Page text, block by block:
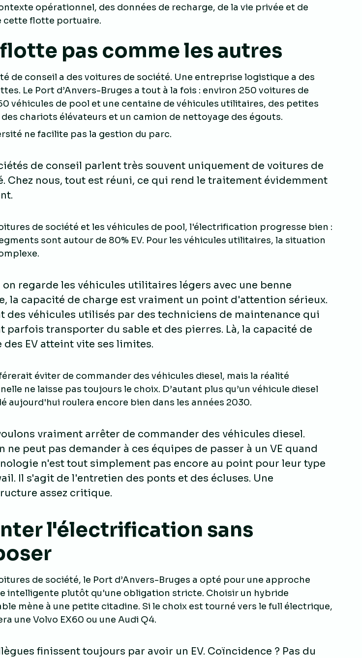
opérationnel, des données de recharge, de la vie privée et de
cette flotte portuaire.
pas comme les autres
de conseil a des voitures de société. Une entreprise logistique a des
Le Port d’Anvers-Bruges a tout à la fois : environ 250 voitures de
véhicules de pool et une centaine de véhicules utilitaires, des petites
chariots élévateurs et un camion de nettoyage des égouts.
ne facilite pas la gestion du parc.
de conseil parlent très souvent uniquement de voitures de
Chez nous, tout est réuni, ce qui rend le traitement évidemment
de société et les véhicules de pool, l'électrification progresse bien :
sont autour de 80% EV. Pour les véhicules utilitaires, la situation
on regarde les véhicules utilitaires légers avec une benne
la capacité de charge est vraiment un point d'attention sérieux.
des véhicules utilisés par des techniciens de maintenance qui
parfois transporter du sable et des pierres. Là, la capacité de
des EV atteint vite ses limites.
éviter de commander des véhicules diesel, mais la réalité
ne laisse pas toujours le choix. D’autant plus qu’un véhicule diesel
aujourd'hui roulera encore bien dans les années 2030.
vraiment arrêter de commander des véhicules diesel.
ne peut pas demander à ces équipes de passer à un VE quand
n'est tout simplement pas encore au point pour leur type
Il s'agit de l'entretien des ponts et des écluses. Une
assez critique.
l'électrification sans
de société, le Port d’Anvers-Bruges a opté pour une approche
intelligente plutôt qu'une obligation stricte. Choisir un hybride
mène à une petite citadine. Si le choix est tourné vers le full électrique,
une Volvo EX60 ou une Audi Q4.
finissent toujours par avoir un EV. Coïncidence ? Pas du